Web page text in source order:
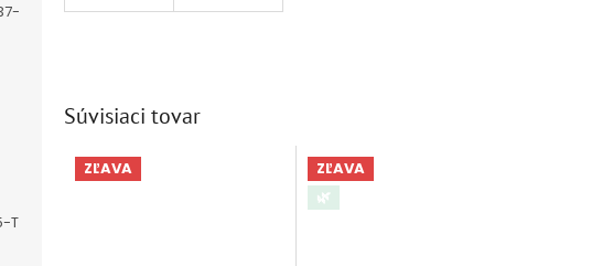
T
Súvisiaci tovar
ZĽAVA
ZĽAVA
🌿